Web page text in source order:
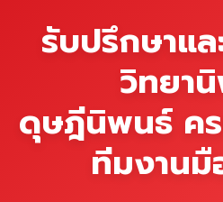
รับปรึกษาแล
วิทยา
ดุษฎีนิพนธ์ ค
ทีมงาน